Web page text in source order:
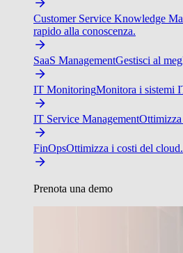
Customer Service Knowledge
rapido alla conoscenza.
SaaS ManagementGestisci al
IT MonitoringMonitora i sistemi
IT Service Management
FinOpsOttimizza i costi del cloud.
Prenota una demo